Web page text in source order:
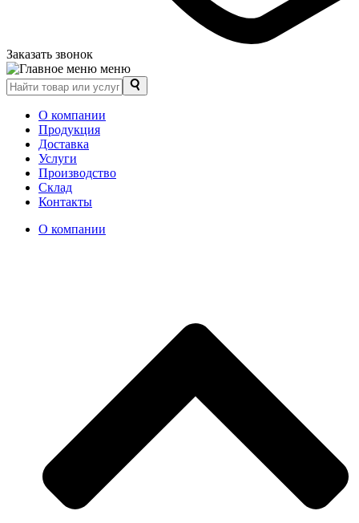
Заказать звонок
меню
О компании
Продукция
Доставка
Услуги
Производство
Склад
Контакты
О компании